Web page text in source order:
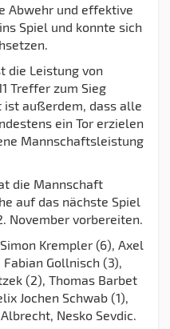
Abwehr und effektive
Spiel und konnte sich
die Leistung von
Treffer zum Sieg
außerdem, dass alle
ein Tor erzielen
Mannschaftsleistung
die Mannschaft
auf das nächste Spiel
November vorbereiten.
Krempler (6), Axel
Gollnisch (3),
(2), Thomas Barbet
Jochen Schwab (1),
Nesko Sevdic.